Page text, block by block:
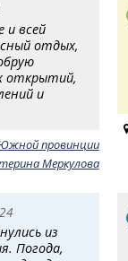
и всей
отдых,
открытий,
и
провинции
Меркулова
из
Погода,